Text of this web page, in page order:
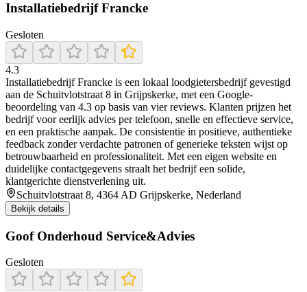
Installatiebedrijf Francke
Gesloten
4.3
Installatiebedrijf Francke is een lokaal loodgietersbedrijf gevestigd
aan de Schuitvlotstraat 8 in Grijpskerke, met een Google-
beoordeling van 4.3 op basis van vier reviews. Klanten prijzen het
bedrijf voor eerlijk advies per telefoon, snelle en effectieve service,
en een praktische aanpak. De consistentie in positieve, authentieke
feedback zonder verdachte patronen of generieke teksten wijst op
betrouwbaarheid en professionaliteit. Met een eigen website en
duidelijke contactgegevens straalt het bedrijf een solide,
klantgerichte dienstverlening uit.
Schuitvlotstraat 8, 4364 AD Grijpskerke, Nederland
Bekijk details
Goof Onderhoud Service&Advies
Gesloten